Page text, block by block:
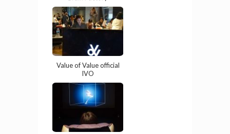
Value of Value official
IVO